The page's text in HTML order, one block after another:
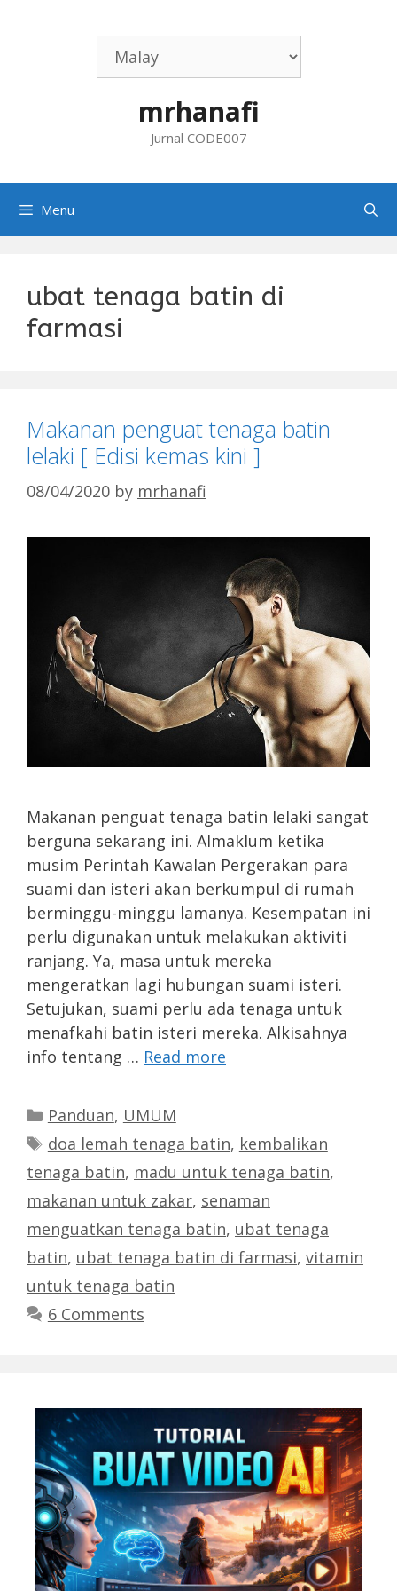
mrhanafi
Jurnal CODE007
Menu
ubat tenaga batin di
farmasi
Makanan penguat tenaga batin
lelaki [ Edisi kemas kini ]
08/04/2020 by mrhanafi
Makanan penguat tenaga batin lelaki sangat
berguna sekarang ini. Almaklum ketika
musim Perintah Kawalan Pergerakan para
suami dan isteri akan berkumpul di rumah
berminggu-minggu lamanya. Kesempatan ini
perlu digunakan untuk melakukan aktiviti
ranjang. Ya, masa untuk mereka
mengeratkan lagi hubungan suami isteri.
Setujukan, suami perlu ada tenaga untuk
menafkahi batin isteri mereka. Alkisahnya
info tentang … Read more
Categories
Panduan, UMUM
Tags
doa lemah tenaga batin, kembalikan
tenaga batin, madu untuk tenaga batin,
makanan untuk zakar, senaman
menguatkan tenaga batin, ubat tenaga
batin, ubat tenaga batin di farmasi, vitamin
untuk tenaga batin
6 Comments